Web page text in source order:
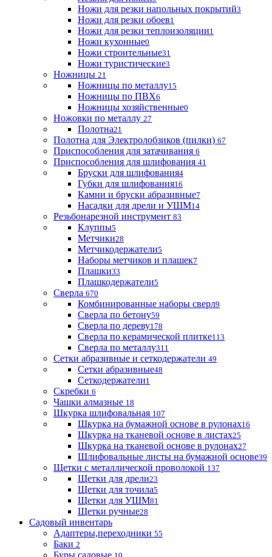
Ножи для резки напольных покрытий3
Ножи для резки обоев1
Ножи для резки теплоизоляции1
Ножи кухонные0
Ножи строительные31
Ножи туристические3
Ножницы 21
Ножницы по металлу15
Ножницы по ПВХ6
Ножницы хозяйственные0
Ножовки по металлу 27
Полотна21
Полотна для Электролобзиков (пилки) 67
Приспособления для затачивания 6
Приспособления для шлифования 41
Бруски для шлифования4
Губки для шлифования16
Камни и бруски абразивные7
Насадки для дрели и УШМ14
Резьбонарезной инструмент 83
Клуппы5
Метчики28
Метчикодержатели5
Наборы метчиков и плашек7
Плашки33
Плашкодержатели5
Сверла 670
Комбинированные наборы сверл9
Сверла по бетону59
Сверла по дереву178
Сверла по керамической плитке113
Сверла по металлу311
Сетки абразивные и сеткодержатели 49
Сетки абразивные48
Сеткодержатели1
Скребки 6
Чашки алмазные 18
Шкурка шлифовальная 107
Шкурка на бумажной основе в рулонах16
Шкурка на тканевой основе в листах25
Шкурка на тканевой основе в рулонах27
Шлифовальные листы на бумажной основе39
Щетки с металлической проволокой 137
Щетки для дрели23
Щетки для точила5
Щетки для УШМ81
Щетки ручные28
Садовый инвентарь
Адаптеры,переходники 55
Баки 2
Буры садовые